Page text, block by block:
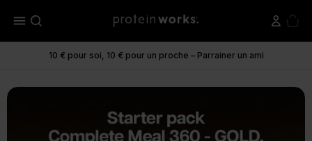
menu
10 € pour soi, 10 € pour un proche – Parrainer un ami